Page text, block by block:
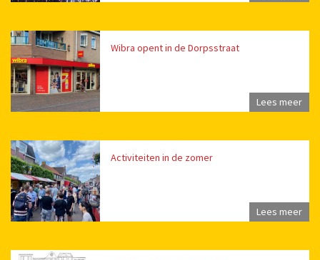
Wibra opent in de Dorpsstraat
Lees meer
Activiteiten in de zomer
Lees meer